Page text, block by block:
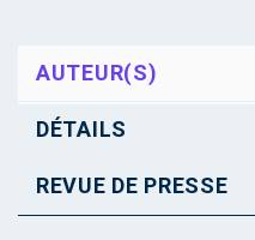
AUTEUR(S)
DÉTAILS
REVUE DE PRESSE